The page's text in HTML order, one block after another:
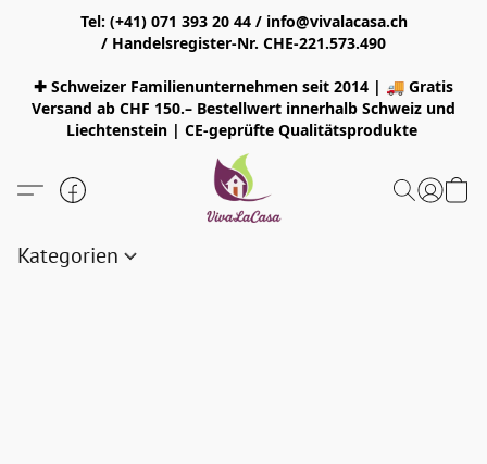
Tel: (+41) 071 393 20 44 / info@vivalacasa.ch
/ Handelsregister-Nr. CHE-221.573.490
✚ Schweizer Familienunternehmen seit 2014 | 🚚 Gratis
Versand ab CHF 150.– Bestellwert innerhalb Schweiz und
Liechtenstein | CE-geprüfte Qualitätsprodukte
Kategorien